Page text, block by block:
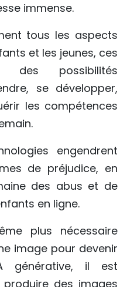
immense.
tous les aspects
et les jeunes, ces
des possibilités
se développer,
les compétences
engendrent
de préjudice, en
des abus et de
en ligne.
plus nécessaire
image pour devenir
générative, il est
des images